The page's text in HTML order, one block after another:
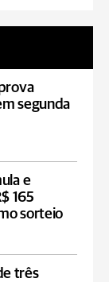
segunda
e
165
sorteio
três